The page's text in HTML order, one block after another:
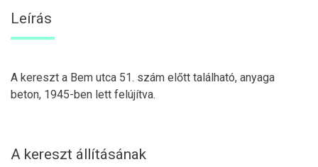
Leírás
A kereszt a Bem utca 51. szám előtt található, anyaga
beton, 1945-ben lett felújítva.
A kereszt állításának